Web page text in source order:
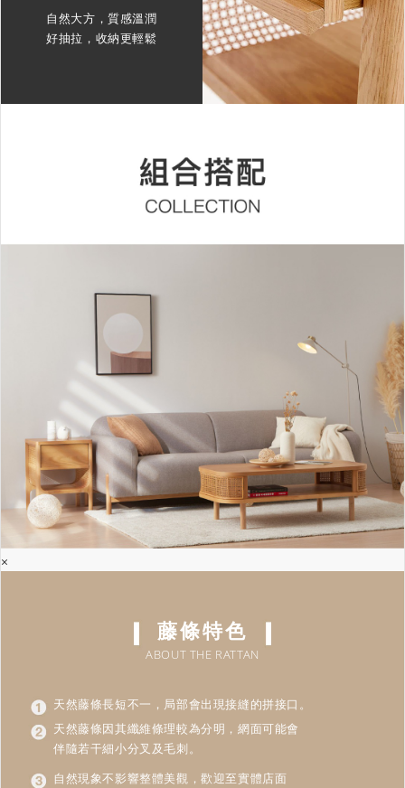
自然大方，質感溫潤
好抽拉，收納更輕鬆
×
藤條特色
ABOUT THE RATTAN
天然藤條長短不一，局部會出現接縫的拼接口。
天然藤條因其纖維條理較為分明，網面可能會
伴隨若干細小分叉及毛刺。
自然現象不影響整體美觀，歡迎至實體店面